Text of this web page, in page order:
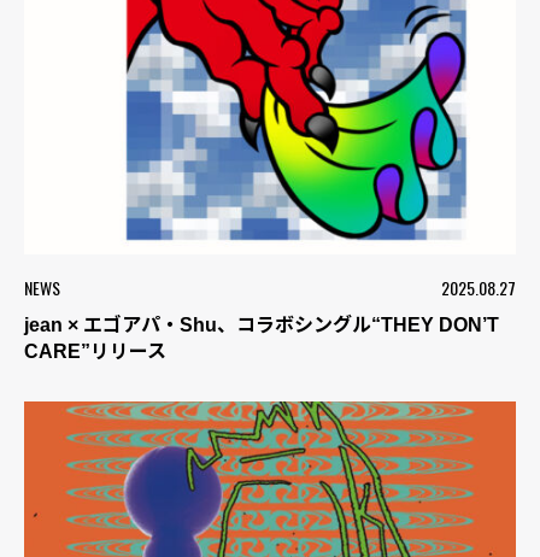
NEWS 2025.08.27
jean × エゴアパ・Shu、コラボシングル“THEY DON’T
CARE”リリース